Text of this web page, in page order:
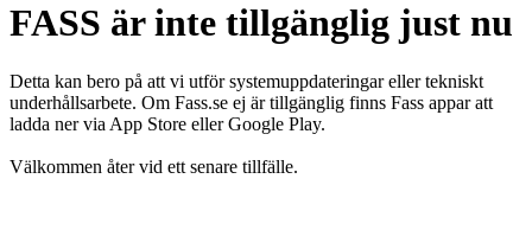
FASS är inte tillgänglig just nu
Detta kan bero på att vi utför systemuppdateringar eller tekniskt
underhållsarbete. Om Fass.se ej är tillgänglig finns Fass appar att
ladda ner via App Store eller Google Play.
Välkommen åter vid ett senare tillfälle.